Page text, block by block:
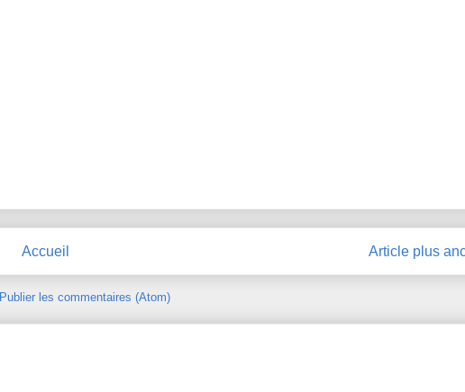
Article plus
Accueil
Publier les commentaires (Atom)